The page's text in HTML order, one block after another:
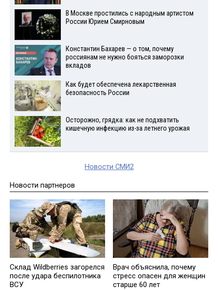
В Москве простились с народным артистом
России Юрием Смирновым
Константин Бахарев — о том, почему
россиянам не нужно бояться заморозки
вкладов
Как будет обеспечена лекарственная
безопасность России
Осторожно, грядка: как не подхватить
кишечную инфекцию из-за летнего урожая
Новости СМИ2
Новости партнеров
Склад Wildberries загорелся
после удара беспилотника
ВСУ
Врач объяснила, почему
стресс опасен для женщин
старше 60 лет